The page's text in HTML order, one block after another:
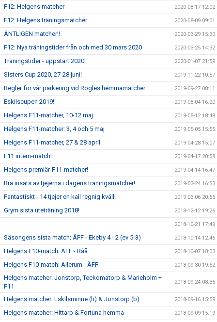
F12: Helgens matcher 2020-08-17 12:02
F12: Helgens träningsmatcher 2020-08-09 09:01
ÄNTLIGEN matcher!! 2020-03-29 15:30
F12: Nya träningstider från och med 30 mars 2020 2020-03-25 14:32
Träningstider - uppstart 2020! 2020-01-07 21:59
Sisters Cup 2020, 27-28 juni! 2019-11-22 10:57
Regler för vår parkering vid Rögles hemmamatcher 2019-09-27 08:11
Eskilscupen 2019! 2019-08-04 16:20
Helgens F11-matcher, 10-12 maj 2019-05-12 18:48
Helgens F11-matcher: 3, 4 och 5 maj 2019-05-05 15:55
Helgens F11-matcher, 27 & 28 april 2019-04-28 15:07
F11 intern-match! 2019-04-17 20:58
Helgens premiär-F11-matcher! 2019-04-14 16:47
Bra insats av tjejerna i dagens träningsmatcher! 2019-03-24 16:53
Fantastiskt - 14 tjejer en kall regnig kväll! 2019-03-06 20:56
Grym sista uteträning 2018! 2018-12-12 19:26
2018-10-21 17:49
Säsongens sista match: ÄFF - Ekeby 4 - 2 (ev 5-3) 2018-10-14 12:46
Helgens F10-match: ÄFF - Råå 2018-10-07 18:03
Helgens F10-match: Allerum - ÄFF 2018-09-30 19:52
Helgens matcher: Jonstorp, Teckomatorp & Marieholm +
F11
2018-09-24 08:35
Helgens matcher: Eskilsminne (h) & Jonstorp (b) 2018-09-16 15:59
Helgens matcher: Hittarp & Fortuna hemma 2018-09-09 15:19